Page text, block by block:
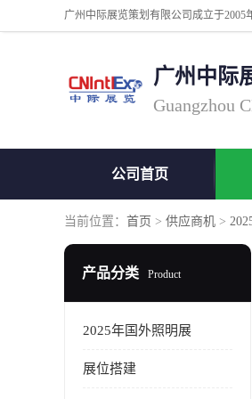
广州中际
Guangzhou
公司首页
当前位置： 首页 > 供应商机 >
产品分类 Product
2025年国外照明展
展位搭建